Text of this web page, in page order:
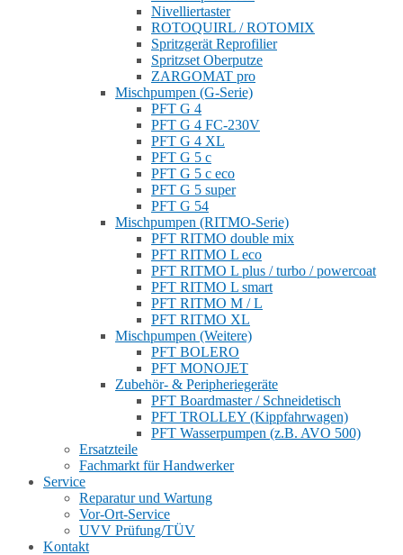
Nivelliertaster
ROTOQUIRL / ROTOMIX
Spritzgerät Reprofilier
Spritzset Oberputze
ZARGOMAT pro
Mischpumpen (G-Serie)
PFT G 4
PFT G 4 FC-230V
PFT G 4 XL
PFT G 5 c
PFT G 5 c eco
PFT G 5 super
PFT G 54
Mischpumpen (RITMO-Serie)
PFT RITMO double mix
PFT RITMO L eco
PFT RITMO L plus / turbo / powercoat
PFT RITMO L smart
PFT RITMO M / L
PFT RITMO XL
Mischpumpen (Weitere)
PFT BOLERO
PFT MONOJET
Zubehör- & Peripheriegeräte
PFT Boardmaster / Schneidetisch
PFT TROLLEY (Kippfahrwagen)
PFT Wasserpumpen (z.B. AVO 500)
Ersatzteile
Fachmarkt für Handwerker
Service
Reparatur und Wartung
Vor-Ort-Service
UVV Prüfung/TÜV
Kontakt